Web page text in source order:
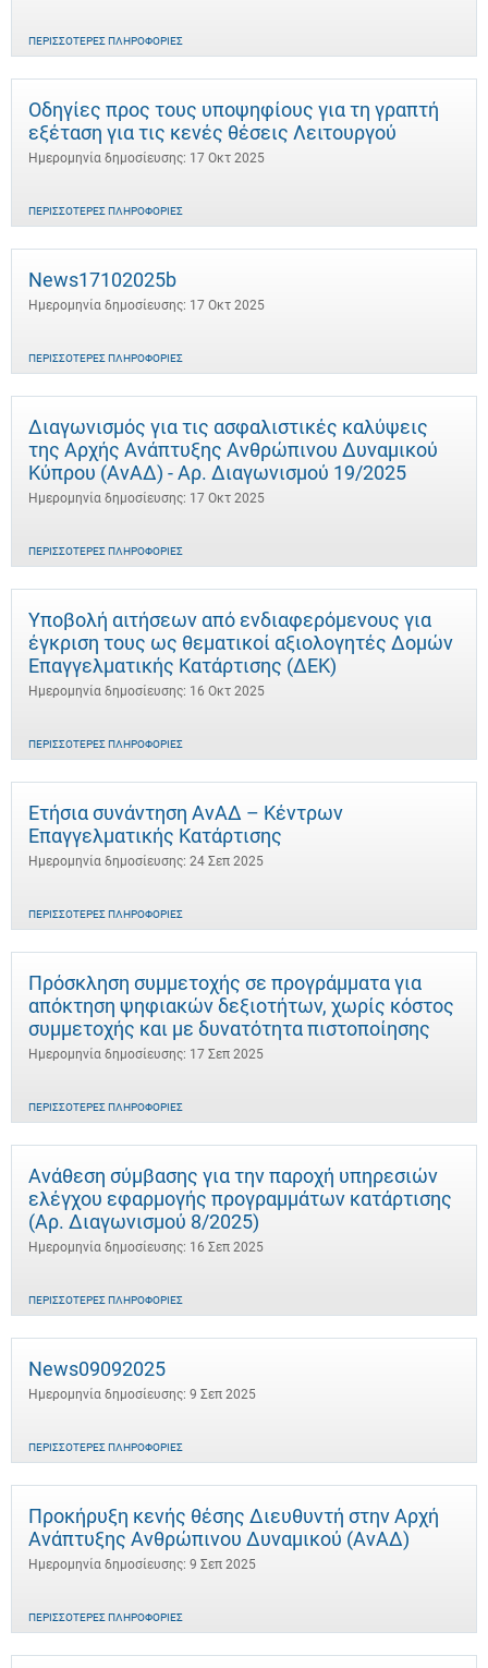
ΠΕΡΙΣΣΌΤΕΡΕΣ ΠΛΗΡΟΦΟΡΊΕΣ
Οδηγίες προς τους υποψηφίους για τη γραπτή
εξέταση για τις κενές θέσεις Λειτουργού
Ημερομηνία δημοσίευσης: 17 Οκτ 2025
ΠΕΡΙΣΣΌΤΕΡΕΣ ΠΛΗΡΟΦΟΡΊΕΣ
News17102025b
Ημερομηνία δημοσίευσης: 17 Οκτ 2025
ΠΕΡΙΣΣΌΤΕΡΕΣ ΠΛΗΡΟΦΟΡΊΕΣ
Διαγωνισμός για τις ασφαλιστικές καλύψεις
της Αρχής Ανάπτυξης Ανθρώπινου Δυναμικού
Κύπρου (ΑνΑΔ) - Αρ. Διαγωνισμού 19/2025
Ημερομηνία δημοσίευσης: 17 Οκτ 2025
ΠΕΡΙΣΣΌΤΕΡΕΣ ΠΛΗΡΟΦΟΡΊΕΣ
Υποβολή αιτήσεων από ενδιαφερόμενους για
έγκριση τους ως θεματικοί αξιολογητές Δομών
Επαγγελματικής Κατάρτισης (ΔΕΚ)
Ημερομηνία δημοσίευσης: 16 Οκτ 2025
ΠΕΡΙΣΣΌΤΕΡΕΣ ΠΛΗΡΟΦΟΡΊΕΣ
Ετήσια συνάντηση ΑνΑΔ – Κέντρων
Επαγγελματικής Κατάρτισης
Ημερομηνία δημοσίευσης: 24 Σεπ 2025
ΠΕΡΙΣΣΌΤΕΡΕΣ ΠΛΗΡΟΦΟΡΊΕΣ
Πρόσκληση συμμετοχής σε προγράμματα για
απόκτηση ψηφιακών δεξιοτήτων, χωρίς κόστος
συμμετοχής και με δυνατότητα πιστοποίησης
Ημερομηνία δημοσίευσης: 17 Σεπ 2025
ΠΕΡΙΣΣΌΤΕΡΕΣ ΠΛΗΡΟΦΟΡΊΕΣ
Ανάθεση σύμβασης για την παροχή υπηρεσιών
ελέγχου εφαρμογής προγραμμάτων κατάρτισης
(Αρ. Διαγωνισμού 8/2025)
Ημερομηνία δημοσίευσης: 16 Σεπ 2025
ΠΕΡΙΣΣΌΤΕΡΕΣ ΠΛΗΡΟΦΟΡΊΕΣ
News09092025
Ημερομηνία δημοσίευσης: 9 Σεπ 2025
ΠΕΡΙΣΣΌΤΕΡΕΣ ΠΛΗΡΟΦΟΡΊΕΣ
Προκήρυξη κενής θέσης Διευθυντή στην Αρχή
Ανάπτυξης Ανθρώπινου Δυναμικού (ΑνΑΔ)
Ημερομηνία δημοσίευσης: 9 Σεπ 2025
ΠΕΡΙΣΣΌΤΕΡΕΣ ΠΛΗΡΟΦΟΡΊΕΣ